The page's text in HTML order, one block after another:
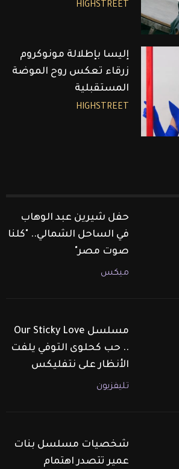
HIGHSTREET
إليسا بإطلالة مونوكروم
زرقاء تعكس روح الموضة
المستقبلية
HIGHSTREET
حفل شيرين عبد الوهاب
في الساحل الشمالي.. "كلنا
صوت مصر"
ميكس
مسلسل Our Sticky Love
.. حب كحلوى التوفي يلفت
الأنظار على نتفليكس
تليفزيون
شخصيات مسلسل بنات
عمير تتصدر اهتمام